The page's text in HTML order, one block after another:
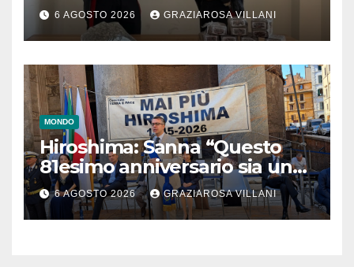
6 AGOSTO 2026 GRAZIAROSA VILLANI
MONDO
Hiroshima: Sanna “Questo
81esimo anniversario sia un
monito per tutti”
6 AGOSTO 2026 GRAZIAROSA VILLANI